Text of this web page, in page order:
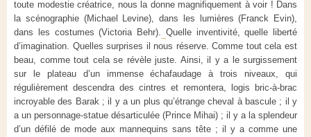
toute modestie créatrice, nous la donne magnifiquement à voir ! Dans
la scénographie (Michael Levine), dans les lumières (Franck Evin),
dans les costumes (Victoria Behr). Quelle inventivité, quelle liberté
d’imagination. Quelles surprises il nous réserve. Comme tout cela est
beau, comme tout cela se révèle juste. Ainsi, il y a le surgissement
sur le plateau d’un immense échafaudage à trois niveaux, qui
régulièrement descendra des cintres et remontera, logis bric-à-brac
incroyable des Barak ; il y a un plus qu’étrange cheval à bascule ; il y
a un personnage-statue désarticulée (Prince Mihai) ; il y a la splendeur
d’un défilé de mode aux mannequins sans tête ; il y a comme une